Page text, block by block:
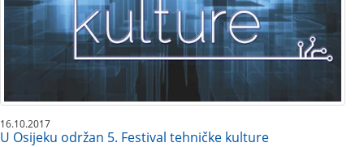
16.10.2017
U Osijeku održan 5. Festival tehničke kulture